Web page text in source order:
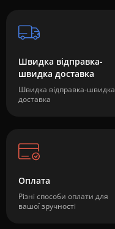
Швидка відправка-
швидка доставка
Швидка відправка-швидка
доставка
Оплата
Різні способи оплати для
вашої зручності